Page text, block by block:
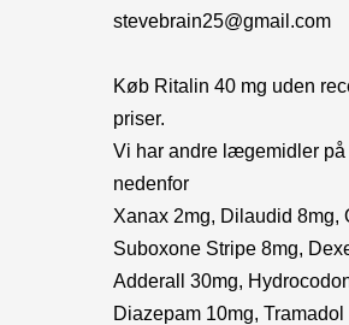
stevebrain25@gmail.com
Køb Ritalin 40 mg uden
priser.
Vi har andre lægemidler på
nedenfor
Xanax 2mg, Dilaudid 8mg,
Suboxone Stripe 8mg,
Adderall 30mg,
Diazepam 10mg, Tramadol